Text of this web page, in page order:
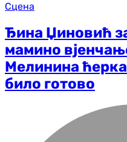
Сцена
Ђина Џиновић
мамино
Мелинина
било готово